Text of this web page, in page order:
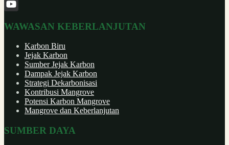
Twitter
Channel
WAWASAN KEBERLANJUTAN
Karbon Biru
Jejak Karbon
Sumber Jejak Karbon
Dampak Jejak Karbon
Strategi Dekarbonisasi
Kontribusi Mangrove
Potensi Karbon Mangrove
Mangrove dan Keberlanjutan
SUMBER DAYA